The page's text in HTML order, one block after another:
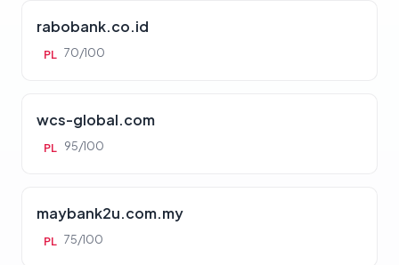
rabobank.co.id
PL 70/100
wcs-global.com
PL 95/100
maybank2u.com.my
PL 75/100